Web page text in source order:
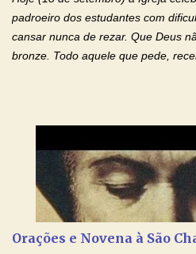
drogas, c...
padroeiro dos estudantes com
cansar nunca de rezar. Que Deus
bronze. Todo aquele que pede,
mim o teu fervor, a tua sabedoria e
ajudando-me e eu me esforçarei
Glória… Amável protetor meu, o
e entediante para mim. Tu podes
esforço maior em meus estudos e
Orações e Novena à São